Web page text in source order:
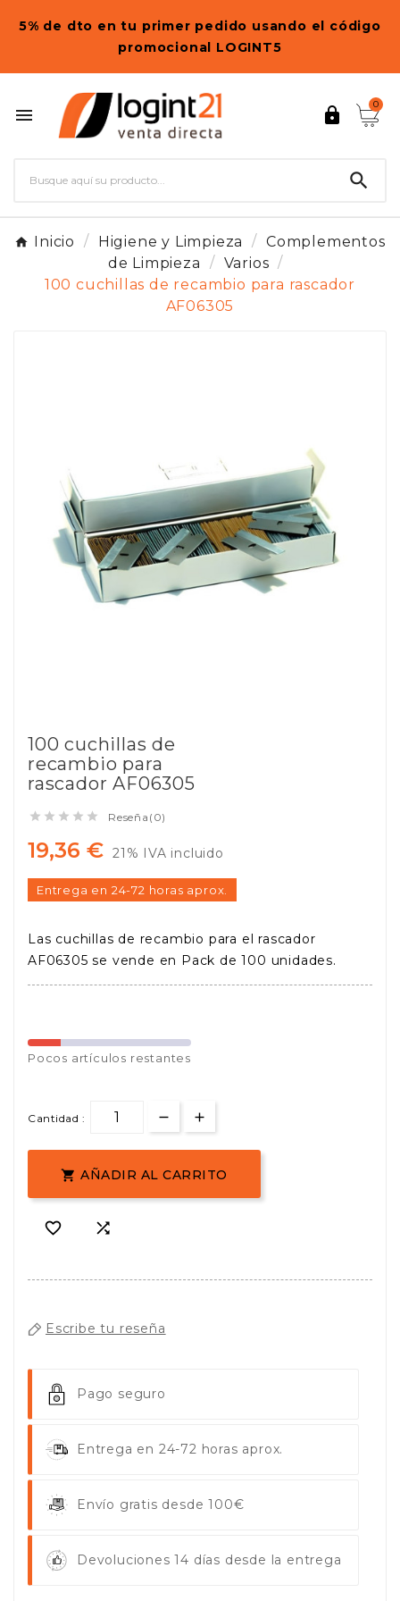
5% de dto en tu primer pedido usando el código
promocional LOGINT5
 
0

Inicio Higiene y Limpieza
Complementos
de Limpieza
Varios
100 cuchillas de recambio para rascador
AF06305
100 cuchillas de
recambio para
rascador AF06305
     Reseña(0)
19,36 € 21% IVA incluido
Entrega en 24-72 horas aprox.
Las cuchillas de recambio para el rascador
AF06305 se vende en Pack de 100 unidades.
Pocos artículos restantes
Cantidad :
 AÑADIR AL CARRITO
 
Escribe tu reseña
Pago seguro
Entrega en 24-72 horas aprox.
Envío gratis desde 100€
Devoluciones 14 días desde la entrega